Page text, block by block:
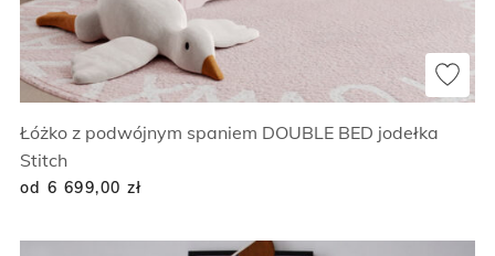
Łóżko z podwójnym spaniem DOUBLE BED jodełka
Stitch
od 6 699,00 zł